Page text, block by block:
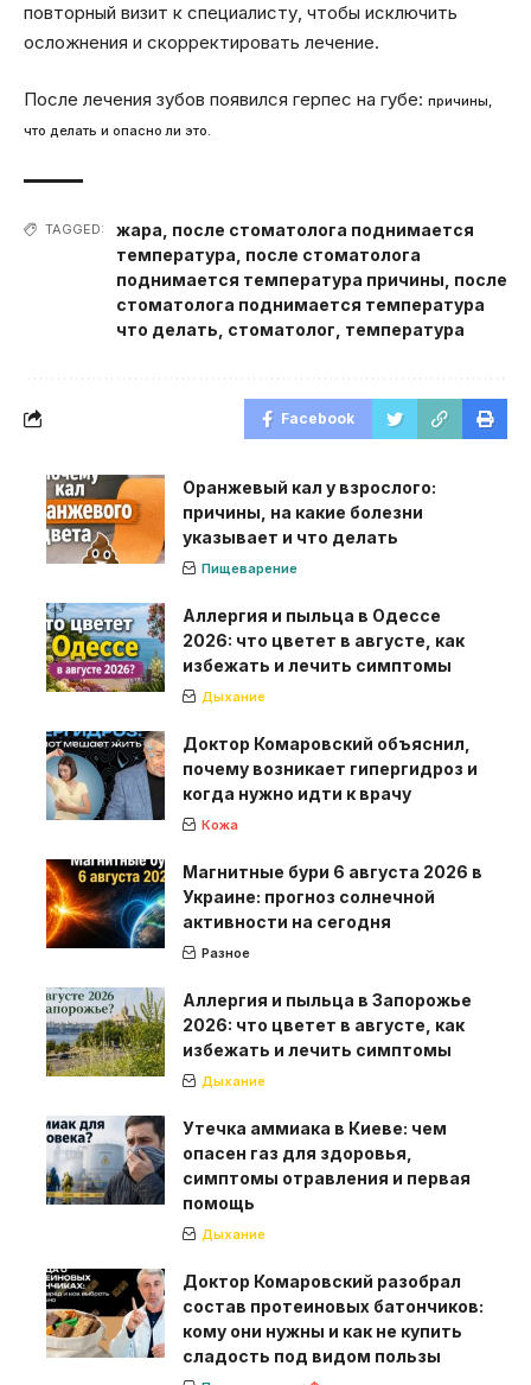
повторный визит к специалисту, чтобы исключить
осложнения и скорректировать лечение.
После лечения зубов появился герпес на губе: причины,
что делать и опасно ли это.
TAGGED: жара после стоматолога поднимается
температура после стоматолога
поднимается температура причины после
стоматолога поднимается температура
что делать стоматолог температура
Facebook
Оранжевый кал у взрослого:
причины, на какие болезни
указывает и что делать
Пищеварение
Аллергия и пыльца в Одессе
2026: что цветет в августе, как
избежать и лечить симптомы
Дыхание
Доктор Комаровский объяснил,
почему возникает гипергидроз и
когда нужно идти к врачу
Кожа
Магнитные бури 6 августа 2026 в
Украине: прогноз солнечной
активности на сегодня
Разное
Аллергия и пыльца в Запорожье
2026: что цветет в августе, как
избежать и лечить симптомы
Дыхание
Утечка аммиака в Киеве: чем
опасен газ для здоровья,
симптомы отравления и первая
помощь
Дыхание
Доктор Комаровский разобрал
состав протеиновых батончиков:
кому они нужны и как не купить
сладость под видом пользы